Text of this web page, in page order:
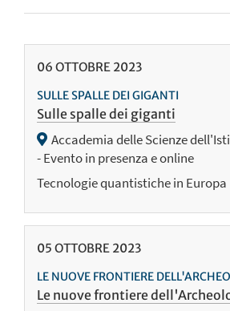
06 OTTOBRE 2023
SULLE SPALLE DEI GIGANTI
Sulle spalle dei giganti
Accademia delle Scienze
- Evento in presenza e online
Tecnologie quantistiche in Europa
05 OTTOBRE 2023
LE NUOVE FRONTIERE
Le nuove frontiere